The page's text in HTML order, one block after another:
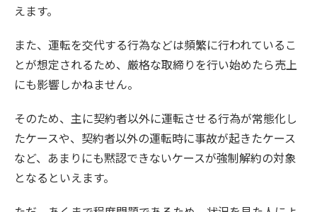
えます。
また、運転を交代する行為などは頻繁に行われているこ
とが想定されるため、厳格な取締りを行い始めたら売上
にも影響しかねません。
そのため、主に契約者以外に運転させる行為が常態化し
たケースや、契約者以外の運転時に事故が起きたケース
など、あまりにも黙認できないケースが強制解約の対象
となるといえます。